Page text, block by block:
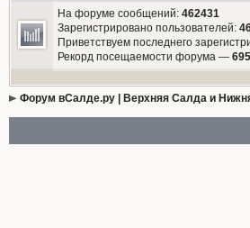
На форуме сообщений: 462431
Зарегистрировано пользователей:
Приветствуем последнего
Рекорд посещаемости форума —
Форум вСалде.ру | Верхняя Салда и